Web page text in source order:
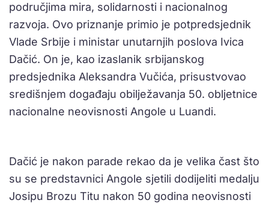
područjima mira, solidarnosti i nacionalnog
razvoja. Ovo priznanje primio je potpredsjednik
Vlade Srbije i ministar unutarnjih poslova Ivica
Dačić. On je, kao izaslanik srbijanskog
predsjednika Aleksandra Vučića, prisustvovao
središnjem događaju obilježavanja 50. obljetnice
nacionalne neovisnosti Angole u Luandi.
Dačić je nakon parade rekao da je velika čast što
su se predstavnici Angole sjetili dodijeliti medalju
Josipu Brozu Titu nakon 50 godina neovisnosti